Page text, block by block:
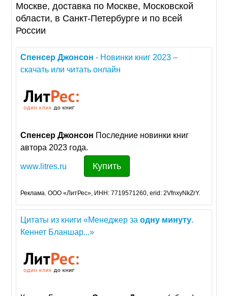
Москве, доставка по Москве, Московской
области, в Санкт-Петербурге и по всей
России
Спенсер Джонсон - Новинки книг 2023 –
скачать или читать онлайн
Спенсер Джонсон Последние новинки книг
автора 2023 года.
www.litres.ru Купить
Реклама. ООО «ЛитРес», ИНН: 7719571260, erid: 2VfnxyNkZrY.
Цитаты из книги «Менеджер заодну минуту.
Кеннет Бланшар...»